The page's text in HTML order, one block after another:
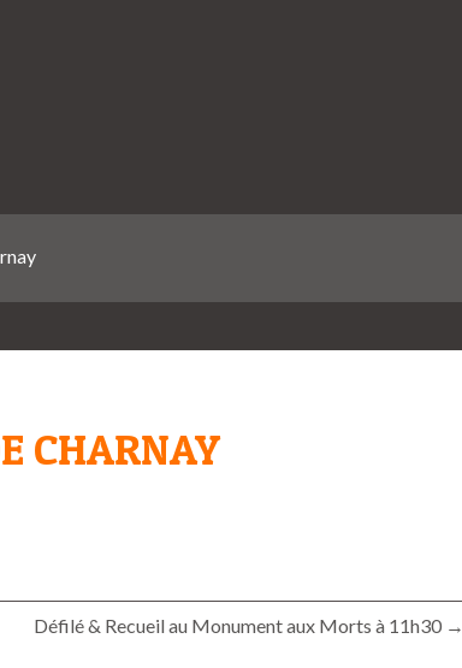
CHARNAY
Défilé & Recueil au Monument aux Morts à 11h30 →